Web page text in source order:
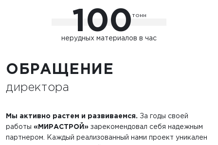
100тонн
нерудных материалов в час
ОБРАЩЕНИЕ
директора
Мы активно растем и развиваемся. За годы своей
работы «МИРАСТРОЙ» зарекомендовал себя надежным
партнером. Каждый реализованный нами проект уникален